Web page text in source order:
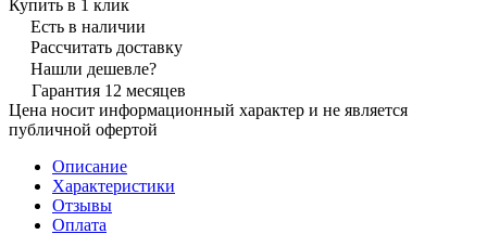
Купить в 1 клик
Есть в наличии
Рассчитать доставку
Нашли дешевле?
Гарантия 12 месяцев
Цена носит информационный характер и не является
публичной офертой
Описание
Характеристики
Отзывы
Оплата